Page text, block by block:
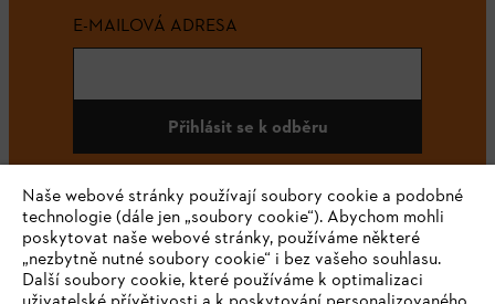
E-MAILOVÁ ADRESA
Přihlásit se k odběru
#STIHL
Naše webové stránky používají soubory cookie a podobné
technologie (dále jen „soubory cookie“). Abychom mohli
poskytovat naše webové stránky, používáme některé
„nezbytně nutné soubory cookie“ i bez vašeho souhlasu.
Další soubory cookie, které používáme k optimalizaci